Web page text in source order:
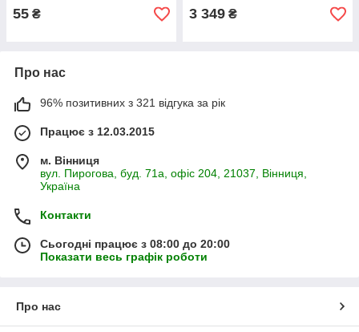
55 ₴ 3 349 ₴
Про нас
96% позитивних з 321 відгука за рік
Працює з 12.03.2015
м. Вінниця
вул. Пирогова, буд. 71а, офіс 204, 21037, Вінниця,
Україна
Контакти
Сьогодні працює з 08:00 до 20:00
Показати весь графік роботи
Про нас